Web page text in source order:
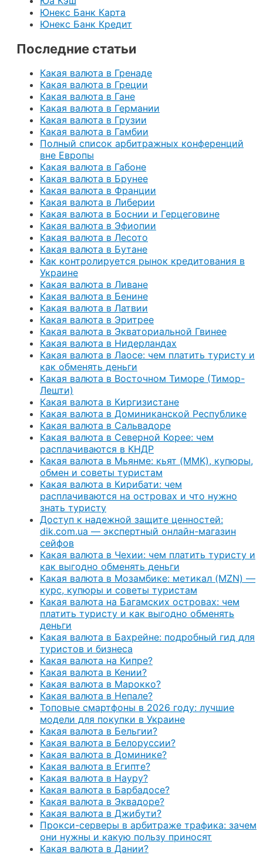
Юнекс Банк Карта
Юнекс Банк Кредит
Последние статьи
Какая валюта в Гренаде
Какая валюта в Греции
Какая валюта в Гане
Какая валюта в Германии
Какая валюта в Грузии
Какая валюта в Гамбии
Полный список арбитражных конференций
вне Европы
Какая валюта в Габоне
Какая валюта в Брунее
Какая валюта в Франции
Какая валюта в Либерии
Какая валюта в Боснии и Герцеговине
Какая валюта в Эфиопии
Какая валюта в Лесото
Какая валюта в Бутане
Как контролируется рынок кредитования в
Украине
Какая валюта в Ливане
Какая валюта в Бенине
Какая валюта в Латвии
Какая валюта в Эритрее
Какая валюта в Экваториальной Гвинее
Какая валюта в Нидерландах
Какая валюта в Лаосе: чем платить туристу и
как обменять деньги
Какая валюта в Восточном Тиморе (Тимор-
Лешти)
Какая валюта в Киргизистане
Какая валюта в Доминиканской Республике
Какая валюта в Сальвадоре
Какая валюта в Северной Корее: чем
расплачиваются в КНДР
Какая валюта в Мьянме: кьят (MMK), купюры,
обмен и советы туристам
Какая валюта в Кирибати: чем
расплачиваются на островах и что нужно
знать туристу
Доступ к надежной защите ценностей:
dik.com.ua — экспертный онлайн-магазин
сейфов
Какая валюта в Чехии: чем платить туристу и
как выгодно обменять деньги
Какая валюта в Мозамбике: метикал (MZN) —
курс, купюры и советы туристам
Какая валюта на Багамских островах: чем
платить туристу и как выгодно обменять
деньги
Какая валюта в Бахрейне: подробный гид для
туристов и бизнеса
Какая валюта на Кипре?
Какая валюта в Кении?
Какая валюта в Марокко?
Какая валюта в Непале?
Топовые смартфоны в 2026 году: лучшие
модели для покупки в Украине
Какая валюта в Бельгии?
Какая валюта в Белоруссии?
Какая валюта в Доминике?
Какая валюта в Египте?
Какая валюта в Науру?
Какая валюта в Барбадосе?
Какая валюта в Эквадоре?
Какая валюта в Джибути?
Прокси-серверы в арбитраже трафика: зачем
они нужны и какую пользу приносят
Какая валюта в Дании?